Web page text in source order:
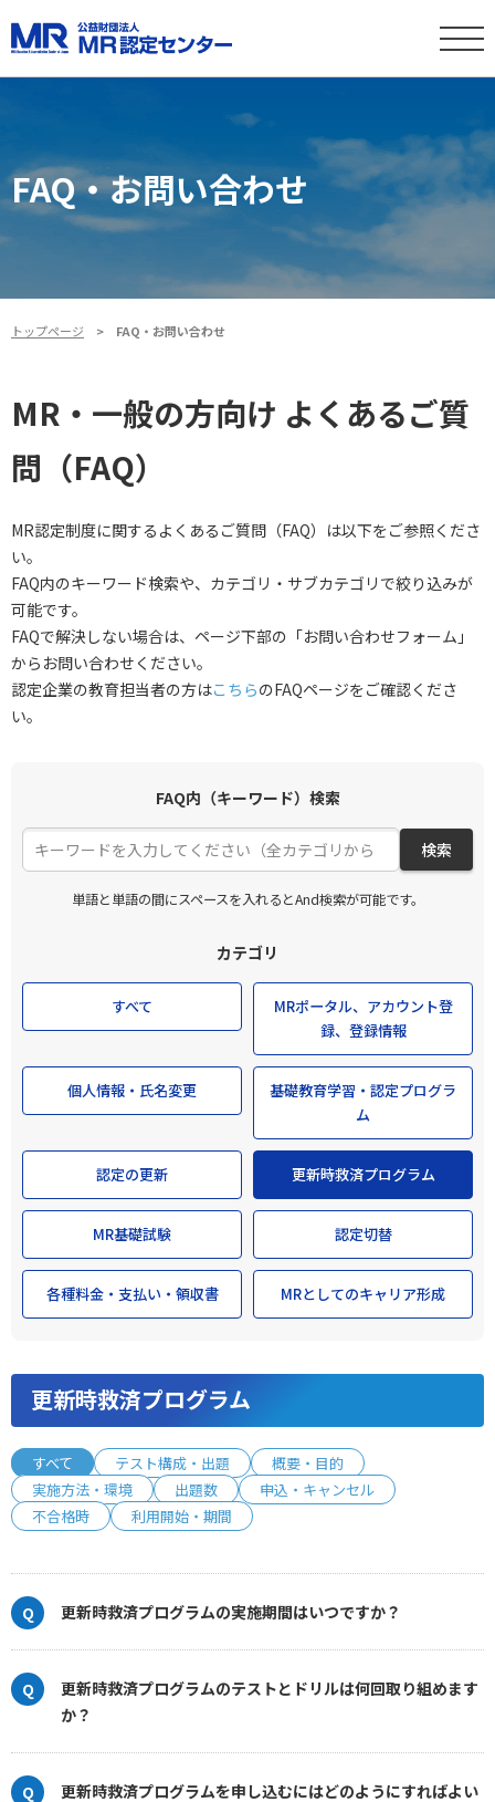
FAQ・お問い合わせ
トップページ FAQ・お問い合わせ
MR・一般の方向け よくあるご質
問（FAQ）
MR認定制度に関するよくあるご質問（FAQ）は以下をご参照くださ
い。
FAQ内のキーワード検索や、カテゴリ・サブカテゴリで絞り込みが
可能です。
FAQで解決しない場合は、ページ下部の「お問い合わせフォーム」
からお問い合わせください。
認定企業の教育担当者の方はこちらのFAQページをご確認くださ
い。
FAQ内（キーワード）検索
検索
単語と単語の間にスペースを入れるとAnd検索が可能です。
カテゴリ
すべて
MRポータル、アカウント登
録、登録情報
個人情報・氏名変更
基礎教育学習・認定プログラ
ム
認定の更新 更新時救済プログラム
MR基礎試験 認定切替
各種料金・支払い・領収書 MRとしてのキャリア形成
更新時救済プログラム
すべて テスト構成・出題
概要・目的
実施方法・環境
出題数
申込・キャンセル
不合格時
利用開始・期間
更新時救済プログラムの実施期間はいつですか？
更新時救済プログラムのテストとドリルは何回取り組めます
か？
更新時救済プログラムを申し込むにはどのようにすればよい